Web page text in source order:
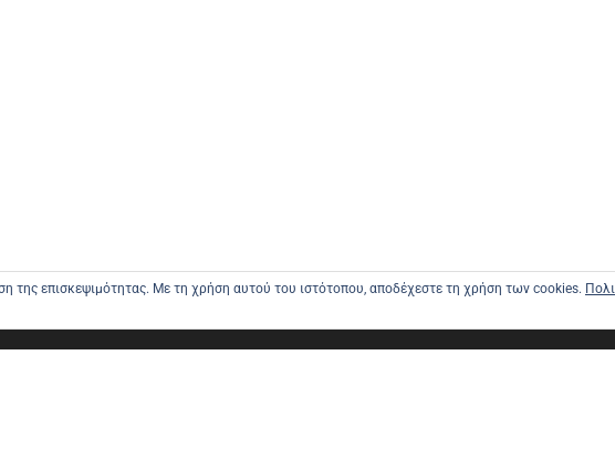
της επισκεψιμότητας. Με τη χρήση αυτού του ιστότοπου, αποδέχεστε τη χρήση των cookies.